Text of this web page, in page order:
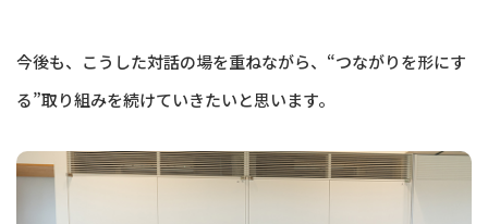
今後も、こうした対話の場を重ねながら、“つながりを形にす
る”取り組みを続けていきたいと思います。